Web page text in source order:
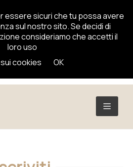
essere sicuri che tu possa avere
sul nostro sito. Se decidi di
consideriamo che accetti il
loro uso
cookies
OK